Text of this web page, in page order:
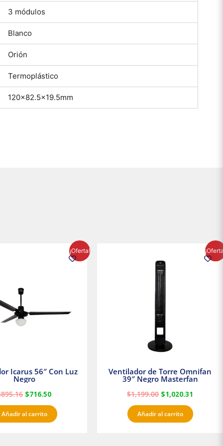
3 módulos
Blanco
Orión
Termoplástico
120×82.5×19.5mm
¡Oferta!
Icarus 56″ Con Luz
Negro
895.16 $716.50
precio
actual
Añadir al carrito
Ventilador de Torre Omnifan
39″ Negro Masterfan
$1,199.00
original
era:
$1,199.00.
$1,020.31
precio
actual
Añadir al carrito